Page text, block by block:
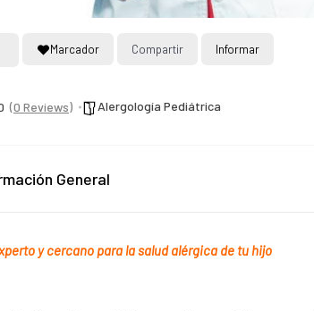
Marcador Compartir Informar
(0 Reviews) Alergología Pediátrica
General
y cercano para la salud alérgica de tu hijo